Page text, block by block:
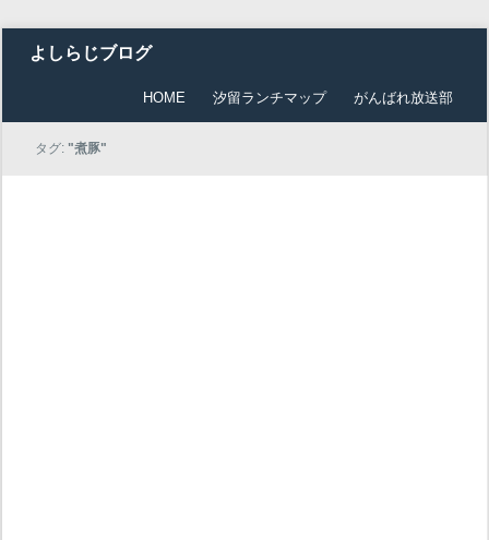
よしらじブログ
HOME 汐留ランチマップ がんばれ放送部
タグ: "煮豚"